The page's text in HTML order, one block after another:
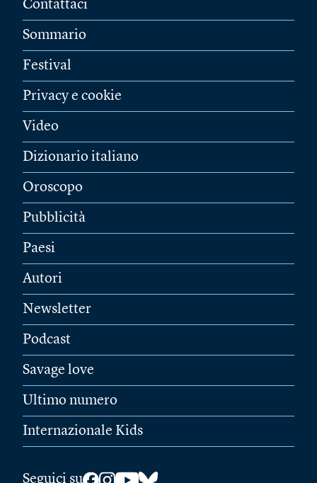
Contattaci
Sommario
Festival
Privacy e cookie
Video
Dizionario italiano
Oroscopo
Pubblicità
Paesi
Autori
Newsletter
Podcast
Savage love
Ultimo numero
Internazionale Kids
Seguici su